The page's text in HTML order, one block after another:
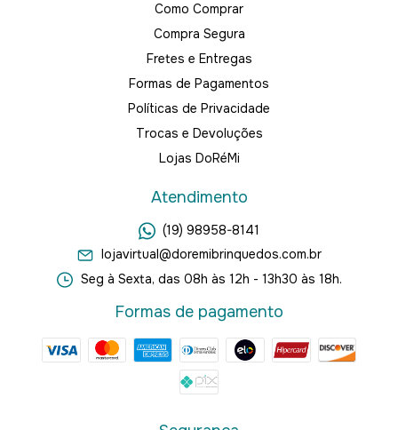
Como Comprar
Compra Segura
Fretes e Entregas
Formas de Pagamentos
Políticas de Privacidade
Trocas e Devoluções
Lojas DoRéMi
Atendimento
(19) 98958-8141
lojavirtual@doremibrinquedos.com.br
Seg à Sexta, das 08h às 12h - 13h30 às 18h.
Formas de pagamento